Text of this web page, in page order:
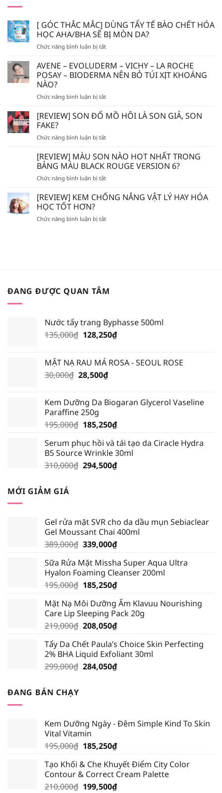
[ GÓC THẮC MẮC] DÙNG TẨY TẾ BÀO CHẾT HÓA
HỌC AHA/BHA SẼ BỊ MÒN DA?
Chức năng bình luận bị tắtở
GÓC
THẮC
MẮC]
TẨY
BÀO
HỌC
SẼ
BỊ
DA?
AVENE – EVOLUDERM – VICHY – LA ROCHE
POSAY – BIODERMA NÊN BỎ TÚI XỊT KHOÁNG
NÀO?
Chức năng bình luận bị tắtở
–
EVOLUDERM
VICHY
LA
ROCHE
–
NÊN
XỊT
[REVIEW] SON ĐỔ MỒ HÔI LÀ SON GIẢ, SON
FAKE?
Chức năng bình luận bị tắtở
SON
ĐỔ
MỒ
HÔI
SON
FAKE?
[REVIEW] MÀU SON NÀO HOT NHẤT TRONG
BẢNG MÀU BLACK ROUGE VERSION 6?
Chức năng bình luận bị tắtở
MÀU
HOT
6?
[REVIEW] KEM CHỐNG NẮNG VẬT LÝ HAY HÓA
HỌC TỐT HƠN?
Chức năng bình luận bị tắtở
HỌC
ĐANG ĐƯỢC QUAN TÂM
Nước tẩy trang Byphasse 500ml
135,000₫ Giá
135,000₫.
128,250₫Giá
là:
MẶT NẠ RAU MÁ ROSA - SEOUL ROSE
30,000₫ Giá
30,000₫.
28,500₫Giá
là:
Kem Dưỡng Da Biogaran Glycerol Vaseline
Paraffine 250g
195,000₫ Giá
là:
195,000₫.
185,250₫Giá
tại
là:
185,250₫.
Serum phục hồi và tái tạo da Ciracle Hydra
B5 Source Wrinkle 30ml
310,000₫ Giá
294,500₫Giá
MỚI GIẢM GIÁ
Gel rửa mặt SVR cho da dầu mụn Sebiaclear
Gel Moussant Chai 400ml
389,000₫ Giá
là:
389,000₫.
339,000₫Giá
tại
là:
339,000₫.
Sữa Rửa Mặt Missha Super Aqua Ultra
Hyalon Foaming Cleanser 200ml
195,000₫ Giá
là:
195,000₫.
185,250₫Giá
tại
là:
185,250₫.
Mặt Nạ Môi Dưỡng Ẩm Klavuu Nourishing
Care Lip Sleeping Pack 20g
219,000₫ Giá
là:
219,000₫.
208,050₫Giá
tại
là:
208,050₫.
Tẩy Da Chết Paula’s Choice Skin Perfecting
2% BHA Liquid Exfoliant 30ml
299,000₫ Giá
284,050₫Giá
ĐANG BÁN CHẠY
Kem Dưỡng Ngày - Đêm Simple Kind To Skin
Vital Vitamin
195,000₫ Giá
là:
195,000₫.
185,250₫Giá
tại
là:
185,250₫.
Tạo Khối & Che Khuyết Điểm City Color
Contour & Correct Cream Palette
210,000₫ Giá
199,500₫Giá